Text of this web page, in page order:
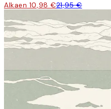
Alkaen 10,98 €21,95 €